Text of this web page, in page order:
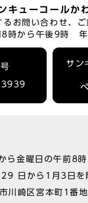
キューコールか
るお問い合わせ、
8時から午後9時 年
サン
ら金曜日の午前8
日から1月3日を
川崎区宮本町1番地